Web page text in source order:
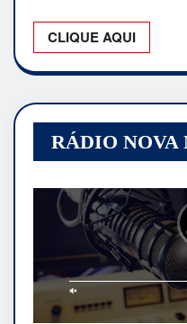
CLIQUE AQUI
RÁDIO NOVA